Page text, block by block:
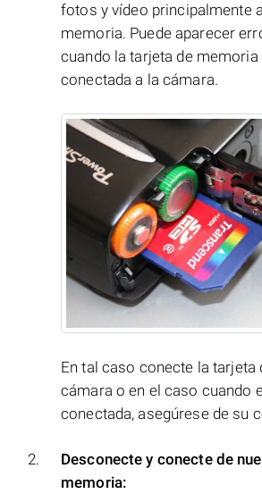
fotos y vídeo principalmente
memoria. Puede aparecer
cuando la tarjeta de memoria
conectada a la cámara.
En tal caso conecte la tarjeta
cámara o en el caso cuando
conectada, asegúrese de su
Desconecte y conecte de
memoria: